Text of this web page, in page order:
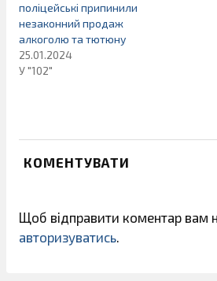
поліцейські припинили
незаконний продаж
алкоголю та тютюну
25.01.2024
У "102"
КОМЕНТУВАТИ
Щоб відправити коментар вам
авторизуватись.